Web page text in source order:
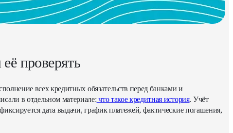
проверять
всех кредитных обязательств перед банками и
в отдельном материале: что такое кредитная история. Учёт
дата выдачи, график платежей, фактические погашения,